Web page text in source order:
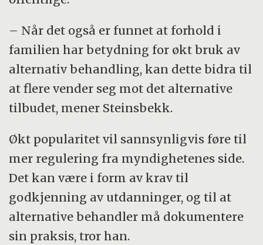
– Når det også er funnet at forhold i
familien har betydning for økt bruk av
alternativ behandling, kan dette bidra til
at flere vender seg mot det alternative
tilbudet, mener Steinsbekk.
Økt popularitet vil sannsynligvis føre til
mer regulering fra myndighetenes side.
Det kan være i form av krav til
godkjenning av utdanninger, og til at
alternative behandler må dokumentere
sin praksis, tror han.